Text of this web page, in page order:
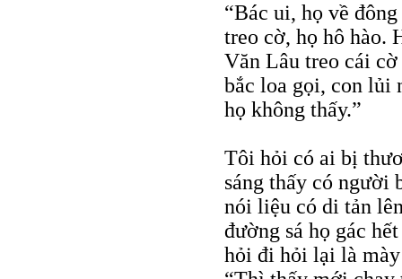
“Bác ui, họ về
treo cờ, họ hô hào.
Văn Lâu treo cái
bắc loa gọi, con lủi
họ không thấy.”
Tôi hỏi có ai bị
sáng thấy có người
nói liệu có di tản
đường sá họ gác
hỏi đi hỏi lại là